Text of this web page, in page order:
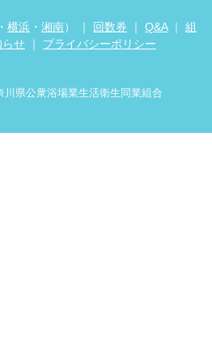
・ 横浜 ・ 湘南） ｜ 回数券 ｜ Q&A｜ 組
らせ ｜ プライバシーポリシー
県公衆浴場業生活衛生同業組合